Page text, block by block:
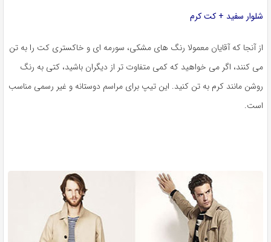
شلوار سفید + کت کرم
از آنجا که آقایان معمولا رنگ های مشکی، سورمه ای و خاکستری کت را به تن
می کنند، اگر می خواهید که کمی متفاوت تر از دیگران باشید، کتی به رنگ
روشن مانند کرم به تن کنید. این تیپ برای مراسم دوستانه و غیر رسمی مناسب
است.